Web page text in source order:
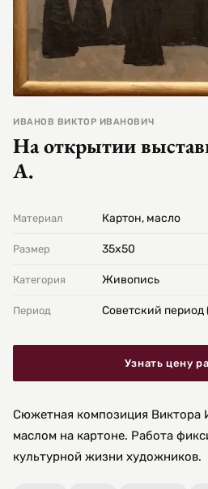
ИВАНОВ ВИКТОР ИВАНОВИЧ
На открытии
А.
Материал Картон, масло
Размер 35х50
Категория Живопись
Период Советский период
Узнать цену
Сюжетная композиция Виктора
маслом на картоне. Работа
культурной жизни художников.